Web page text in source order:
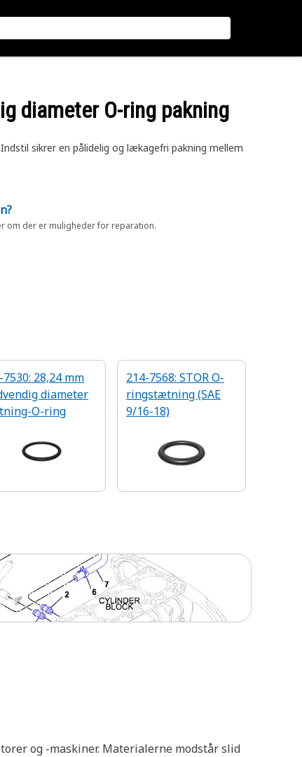
diameter O-ring pakning
sikrer en pålidelig og lækagefri pakning mellem
om der er muligheder for reparation.
7530: 28,24 mm
diameter
O-ring
214-7568: STOR O-
ringstætning (SAE
9/16-18)
og -maskiner. Materialerne modstår slid